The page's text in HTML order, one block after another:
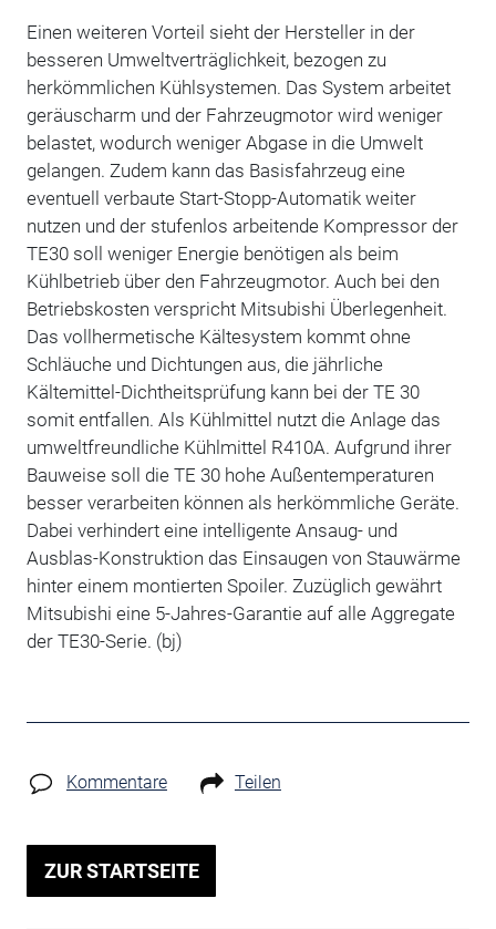
Einen weiteren Vorteil sieht der Hersteller in der
besseren Umweltverträglichkeit, bezogen zu
herkömmlichen Kühlsystemen. Das System arbeitet
geräuscharm und der Fahrzeugmotor wird weniger
belastet, wodurch weniger Abgase in die Umwelt
gelangen. Zudem kann das Basisfahrzeug eine
eventuell verbaute Start-Stopp-Automatik weiter
nutzen und der stufenlos arbeitende Kompressor der
TE30 soll weniger Energie benötigen als beim
Kühlbetrieb über den Fahrzeugmotor. Auch bei den
Betriebskosten verspricht Mitsubishi Überlegenheit.
Das vollhermetische Kältesystem kommt ohne
Schläuche und Dichtungen aus, die jährliche
Kältemittel-Dichtheitsprüfung kann bei der TE 30
somit entfallen. Als Kühlmittel nutzt die Anlage das
umweltfreundliche Kühlmittel R410A. Aufgrund ihrer
Bauweise soll die TE 30 hohe Außentemperaturen
besser verarbeiten können als herkömmliche Geräte.
Dabei verhindert eine intelligente Ansaug- und
Ausblas-Konstruktion das Einsaugen von Stauwärme
hinter einem montierten Spoiler. Zuzüglich gewährt
Mitsubishi eine 5-Jahres-Garantie auf alle Aggregate
der TE30-Serie. (bj)
Kommentare Teilen
ZUR STARTSEITE